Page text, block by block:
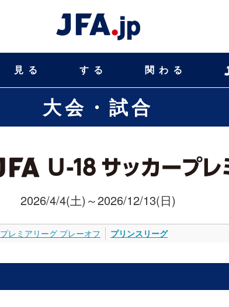
見る する 関わる
大会・試合
2026/4/4(土)～2026/12/13(日)
プレミアリーグ プレーオフ プリンスリーグ